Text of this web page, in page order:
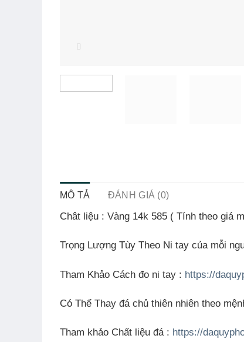
MÔ TẢ ĐÁNH GIÁ (0)
Chât liệu : Vàng 14k 585 ( Tính theo giá
Trọng Lượng Tùy Theo Ni tay của mỗi
Tham Khảo Cách đo ni tay : https://
Có Thể Thay đá chủ thiên nhiên theo
Tham khảo Chất liệu đá: https://